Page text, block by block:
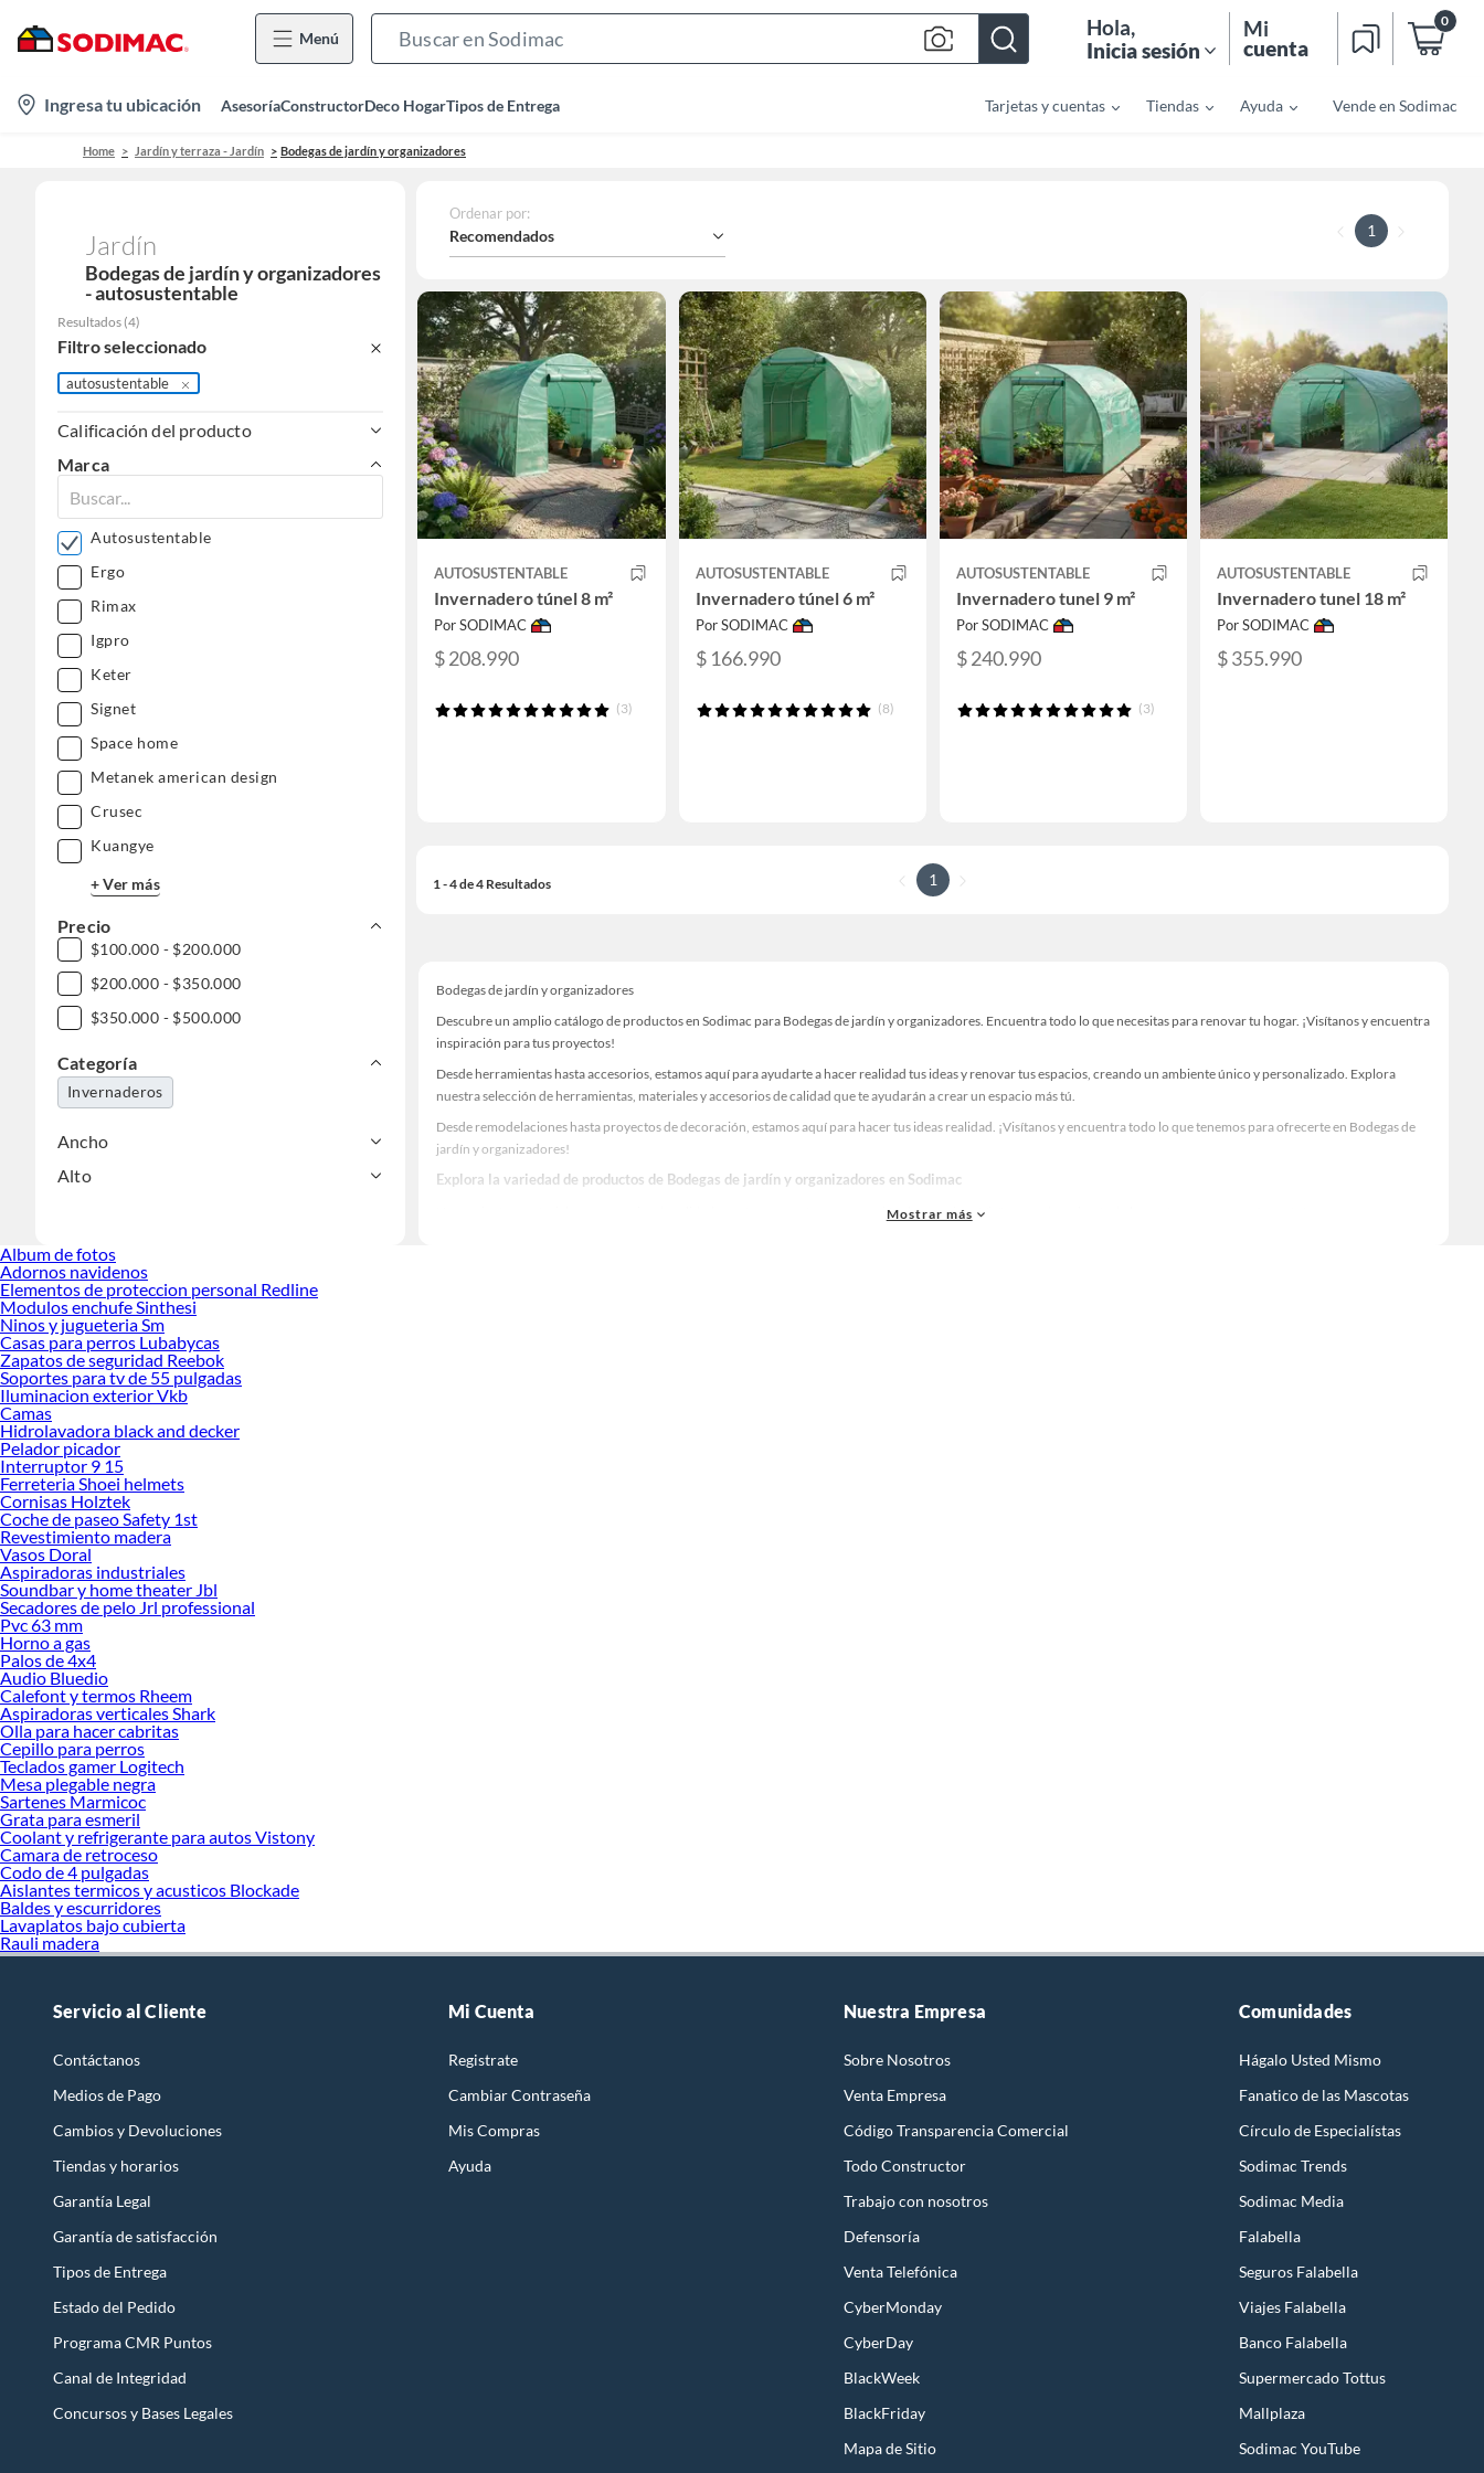
Menú
Bar
Hola,
Inicia sesión
Mi
cuenta
0
location-
icon
Ingresa tu ubicación AsesoríaConstructorDeco HogarTipos de Entrega Tarjetas y cuentas Tiendas Ayuda Vende en Sodimac
Home Jardín y terraza - Jardín Bodegas de jardín y organizadores
Jardín
Bodegas de jardín y organizadores
- autosustentable
Resultados (4)
Filtro seleccionado
autosustentable
Calificación del producto
Marca
Autosustentable
Ergo
Rimax
Igpro
Keter
Signet
Space home
Metanek american design
Crusec
Kuangye
+ Ver más
Precio
$100.000 - $200.000
$200.000 - $350.000
$350.000 - $500.000
Categoría
Invernaderos
Ancho
Alto
Ordenar por:
Recomendados 1
AUTOSUSTENTABLE
Invernadero túnel 8 m²
Por SODIMAC
$ 208.990
(3)
AUTOSUSTENTABLE
Invernadero túnel 6 m²
Por SODIMAC
$ 166.990
(8)
AUTOSUSTENTABLE
Invernadero tunel 9 m²
Por SODIMAC
$ 240.990
(3)
AUTOSUSTENTABLE
Invernadero tunel 18 m²
Por SODIMAC
$ 355.990
1 - 4 de 4 Resultados 1
Bodegas de jardín y organizadores
Descubre un amplio catálogo de productos en Sodimac para Bodegas de jardín y organizadores. Encuentra todo lo que necesitas para renovar tu hogar. ¡Visítanos y encuentra
inspiración para tus proyectos!
Desde herramientas hasta accesorios, estamos aquí para ayudarte a hacer realidad tus ideas y renovar tus espacios, creando un ambiente único y personalizado. Explora
nuestra selección de herramientas, materiales y accesorios de calidad que te ayudarán a crear un espacio más tú.
Desde remodelaciones hasta proyectos de decoración, estamos aquí para hacer tus ideas realidad. ¡Visítanos y encuentra todo lo que tenemos para ofrecerte en Bodegas de
jardín y organizadores!
Explora la variedad de productos de Bodegas de jardín y organizadores en Sodimac
Herramientas, materiales y accesorios de calidad para tus proyectos y renovación de espacios. ¡Visítanos y descubre todo lo que tenemos para ofrecerte!
Mostrar más
Album de fotos
Adornos navidenos
Elementos de proteccion personal Redline
Modulos enchufe Sinthesi
Ninos y jugueteria Sm
Casas para perros Lubabycas
Zapatos de seguridad Reebok
Soportes para tv de 55 pulgadas
Iluminacion exterior Vkb
Camas
Hidrolavadora black and decker
Pelador picador
Interruptor 9 15
Ferreteria Shoei helmets
Cornisas Holztek
Coche de paseo Safety 1st
Revestimiento madera
Vasos Doral
Aspiradoras industriales
Soundbar y home theater Jbl
Secadores de pelo Jrl professional
Pvc 63 mm
Horno a gas
Palos de 4x4
Audio Bluedio
Calefont y termos Rheem
Aspiradoras verticales Shark
Olla para hacer cabritas
Cepillo para perros
Teclados gamer Logitech
Mesa plegable negra
Sartenes Marmicoc
Grata para esmeril
Coolant y refrigerante para autos Vistony
Camara de retroceso
Codo de 4 pulgadas
Aislantes termicos y acusticos Blockade
Baldes y escurridores
Lavaplatos bajo cubierta
Rauli madera
Servicio al Cliente
Contáctanos
Medios de Pago
Cambios y Devoluciones
Tiendas y horarios
Garantía Legal
Garantía de satisfacción
Tipos de Entrega
Estado del Pedido
Programa CMR Puntos
Canal de Integridad
Concursos y Bases Legales
Mi Cuenta
Registrate
Cambiar Contraseña
Mis Compras
Ayuda
Nuestra Empresa
Sobre Nosotros
Venta Empresa
Código Transparencia Comercial
Todo Constructor
Trabajo con nosotros
Defensoría
Venta Telefónica
CyberMonday
CyberDay
BlackWeek
BlackFriday
Mapa de Sitio
Comunidades
Hágalo Usted Mismo
Fanatico de las Mascotas
Círculo de Especialístas
Sodimac Trends
Sodimac Media
Falabella
Seguros Falabella
Viajes Falabella
Banco Falabella
Supermercado Tottus
Mallplaza
Sodimac YouTube